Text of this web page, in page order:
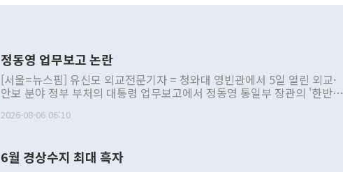
정동영 업무보고 논란
[서울=뉴스핌] 유신모 외교전문기자 = 청와대 영빈관에서 5일 열린 외교·
안보 분야 정부 부처의 대통령 업무보고에서 정동영 통일부 장관의 '한반도
발언 중에는 정부 내 조율을 거치지 않은 사안을 정책으로 추진하겠다고 공
주의적 희망에 근거한 비현실적 구상'이라는 비판을 내놨다. 그동안 정 장
2026-08-06 06:10
6월 경상수지 최대 흑자